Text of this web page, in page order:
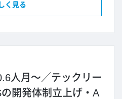
く見る
人月～／テックリー
の開発体制立上げ・A